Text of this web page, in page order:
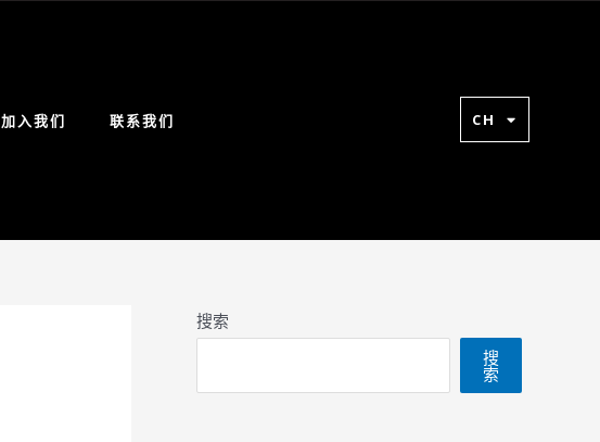
CH
加入我们 联系我们
搜索
搜
索